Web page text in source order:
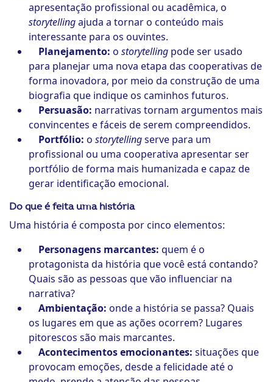
apresentação profissional ou acadêmica, o
storytellingajuda a tornar o conteúdo mais
interessante para os ouvintes.
Planejamento: o storytelling pode ser usado
para planejar uma nova etapa das cooperativas de
forma inovadora, por meio da construção de uma
biografia que indique os caminhos futuros.
Persuasão: narrativas tornam argumentos mais
convincentes e fáceis de serem compreendidos.
Portfólio: o storytellingserve para um
profissional ou uma cooperativa apresentar ser
portfólio de forma mais humanizada e capaz de
gerar identificação emocional.
Do que é feita uma história
Uma história é composta por cinco elementos:
Personagens marcantes: quem é o
protagonista da história que você está contando?
Quais são as pessoas que vão influenciar na
narrativa?
Ambientação: onde a história se passa? Quais
os lugares em que as ações ocorrem? Lugares
pitorescos são mais marcantes.
Acontecimentos emocionantes: situações que
provocam emoções, desde a felicidade até o